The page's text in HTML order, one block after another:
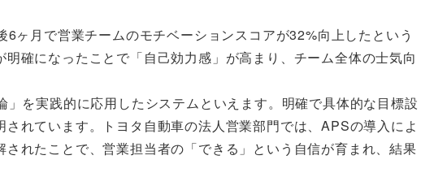
ヶ月で営業チームのモチベーションスコアが32%向上したという
確になったことで「自己効力感」が高まり、チーム全体の士気向
を実践的に応用したシステムといえます。明確で具体的な目標設
れています。トヨタ自動車の法人営業部門では、APSの導入によ
れたことで、営業担当者の「できる」という自信が育まれ、結果